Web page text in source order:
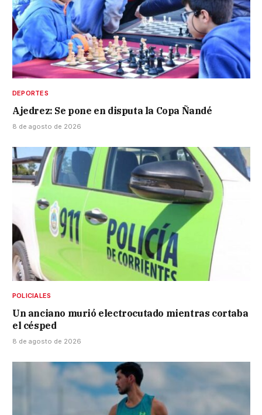
DEPORTES
Ajedrez: Se pone en disputa la Copa Ñandé
8 de agosto de 2026
POLICIALES
Un anciano murió electrocutado mientras cortaba
el césped
8 de agosto de 2026